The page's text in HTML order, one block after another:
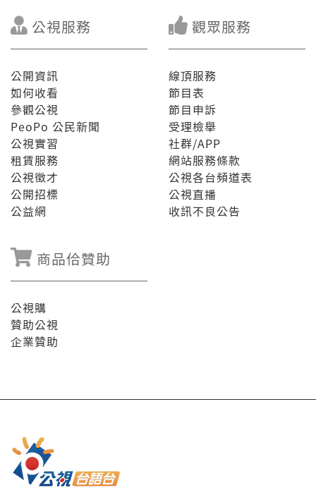
公視服務
公開資訊
如何收看
參觀公視
PeoPo 公民新聞
公視實習
租賃服務
公視徵才
公開招標
公益網
觀眾服務
線頂服務
節目表
節目申訴
受理檢舉
社群/APP
網站服務條款
公視各台頻道表
公視直播
收訊不良公告
商品佮贊助
公視購
贊助公視
企業贊助